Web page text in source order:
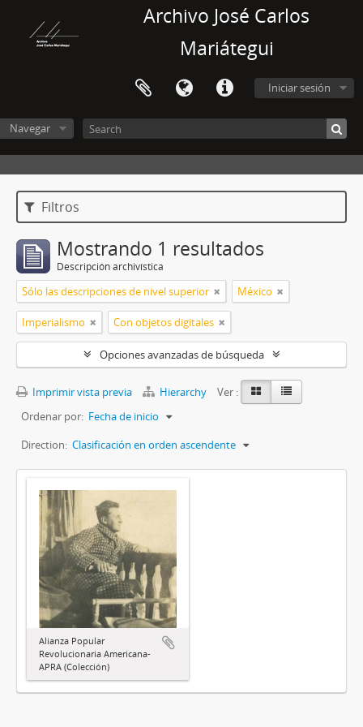
Archivo José Carlos
Mariátegui
Iniciar sesión
Navegar
Filtros
Mostrando 1 resultados
Descripción archivística
Sólo las descripciones de nivel superior México
Imperialismo Con objetos digitales
Opciones avanzadas de búsqueda
Imprimir vista previa Hierarchy
Ver :
Ordenar por: Fecha de inicio
Direction: Clasificación en orden ascendente
Alianza Popular
Revolucionaria Americana-
APRA (Colección)